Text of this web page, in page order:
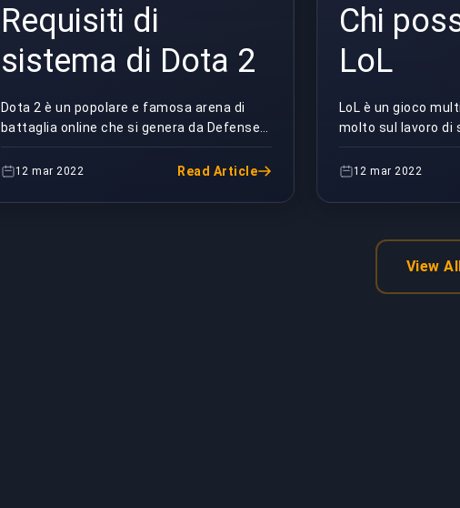
Requisiti di
sistema di Dota 2
Dota 2 è un popolare e famosa arena di
battaglia online che si genera da Defense
of the Ancients, a Warcraft III. Questo è
sicuramente responsabile de...
12 mar 2022 Read Article
Chi
LoL
LoL è un gioco
molto sul lavoro di
collaborazione. È
essenziale capire
12 mar 2022
View